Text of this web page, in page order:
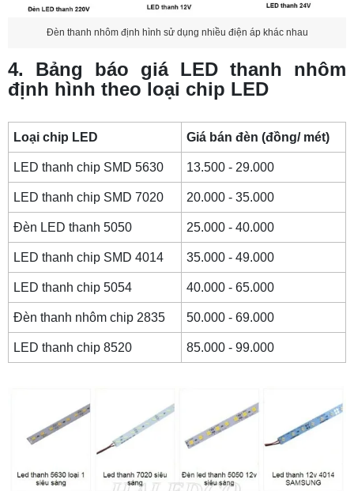
Đèn thanh nhôm định hình sử dụng nhiều điện áp khác nhau
4. Bảng báo giá LED thanh nhôm
định hình theo loại chip LED
Loại chip LED Giá bán đèn (đồng/ mét)
LED thanh chip SMD 5630 13.500 - 29.000
LED thanh chip SMD 7020 20.000 - 35.000
Đèn LED thanh 5050 25.000 - 40.000
LED thanh chip SMD 4014 35.000 - 49.000
LED thanh chip 5054 40.000 - 65.000
Đèn thanh nhôm chip 2835 50.000 - 69.000
LED thanh chip 8520 85.000 - 99.000